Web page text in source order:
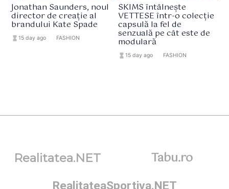
Jonathan Saunders, noul
director de creație al
brandului Kate Spade
hourglass_full15 day ago FASHION
SKIMS întâlnește
VETTESE într-o colecție
capsulă la fel de
senzuală pe cât este de
modulară
hourglass_full 15 day ago FASHION
Realitatea.NET Tabu.ro
RealitateaSportiva.NET